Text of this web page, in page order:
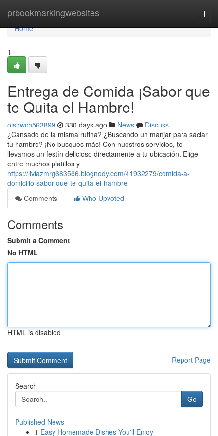
prbookmarkingwebsites
Home
Home
1
Entrega de Comida ¡Sabor que
te Quita el Hambre!
oisirwch563899 330 days ago News
Discuss
¿Cansado de la misma rutina? ¿Buscando un manjar para saciar
tu hambre? ¡No busques más! Con nuestros servicios, te
llevamos un festín delicioso directamente a tu ubicación. Elige
entre muchos platillos y
https://liviazmrg683566.blognody.com/41932279/comida-a-
domicilio-sabor-que-te-quita-el-hambre
Comments
Who Upvoted
Comments
Submit a Comment
No HTML
HTML is disabled
Report Page
Search
Go
Published News
1 Easy Homemade Dishes You'll Enjoy